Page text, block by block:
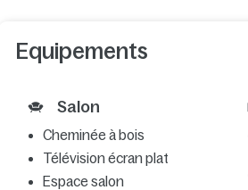
Equipements
Salon
Cheminée à bois
Télévision écran plat
Espace salon